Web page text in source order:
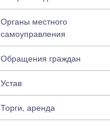
Органы местного
самоуправления
Обращения граждан
Устав
Торги, аренда